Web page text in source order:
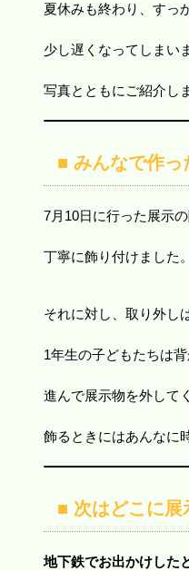
夏休みも終わり、すっ
少し遅くなってしまい
写真とともにご紹介し
■ みんなで作っ
7月10日に行った展示
丁寧に飾り付けました
それに対し、取り外し
1年生の子どもたちは
進んで展示物を外して
飾るときにはあんなに
■ 次はどこに展
地下鉄でお出かけした